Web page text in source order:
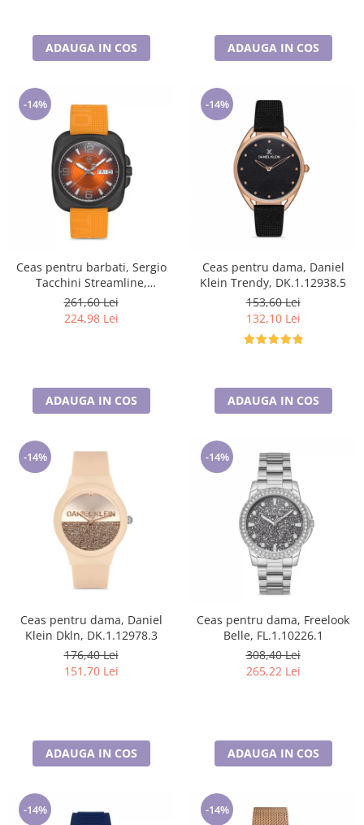
ADAUGA IN COS ADAUGA IN COS
-14%
Ceas pentru barbati, Sergio
Tacchini Streamline,
ST.1.10092.3
261,60 Lei
224,98 Lei
ADAUGA IN COS
-14%
Ceas pentru dama, Daniel
Klein Trendy, DK.1.12938.5
153,60 Lei
132,10 Lei
ADAUGA IN COS
-14%
Ceas pentru dama, Daniel
Klein Dkln, DK.1.12978.3
176,40 Lei
151,70 Lei
ADAUGA IN COS
-14%
Ceas pentru dama, Freelook
Belle, FL.1.10226.1
308,40 Lei
265,22 Lei
ADAUGA IN COS
-14% -14%